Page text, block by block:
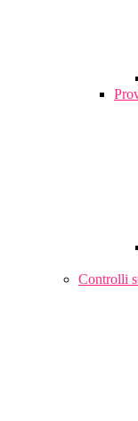
Controlli